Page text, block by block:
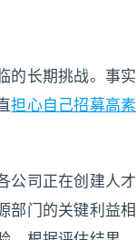
的长期挑战。事实
担心自己招募高素
公司正在创建人才
部门的关键利益相